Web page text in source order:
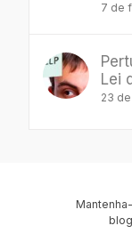
7 de
Lei
23